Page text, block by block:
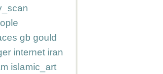
gb gould
internet iran
islamic_art